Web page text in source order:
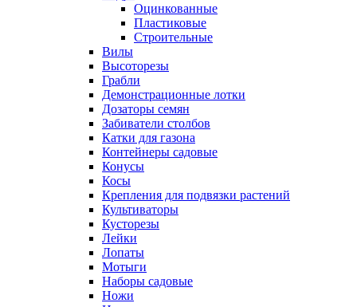
Оцинкованные
Пластиковые
Строительные
Вилы
Высоторезы
Грабли
Демонстрационные лотки
Дозаторы семян
Забиватели столбов
Катки для газона
Контейнеры садовые
Конусы
Косы
Крепления для подвязки растений
Культиваторы
Кусторезы
Лейки
Лопаты
Мотыги
Наборы садовые
Ножи